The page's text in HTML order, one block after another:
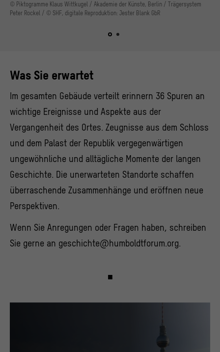
© Piktogramme Klaus Wittkugel / Akademie der Künste, Berlin / Trägersystem
Peter Rockel / © SHF, digitale Reproduktion: Jester Blank GbR
Was Sie erwartet
Im gesamten Gebäude verteilt erinnern 36 Spuren an
wichtige Ereignisse und Aspekte aus der
Vergangenheit des Ortes. Zeugnisse aus dem Schloss
und dem Palast der Republik vergegenwärtigen
ungewöhnliche und alltägliche Momente der langen
Geschichte. Die unerwarteten Standorte schaffen
überraschende Zusammenhänge und eröffnen neue
Perspektiven.
Wenn Sie Anregungen oder Fragen haben, schreiben
Sie gerne an geschichte@humboldtforum.org.
■